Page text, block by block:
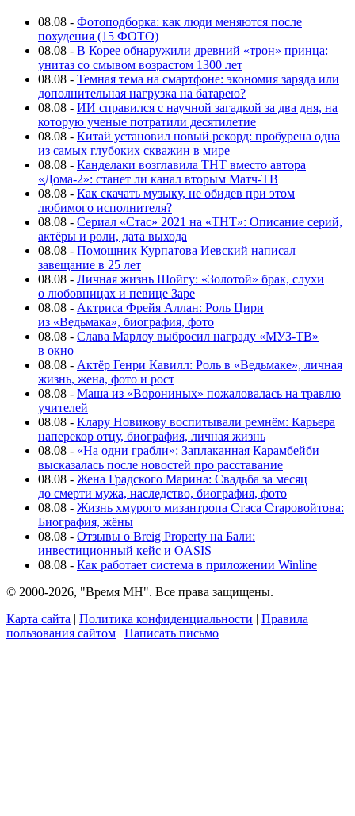
08.08 - Фотоподборка: как люди меняются после
похудения (15 ФОТО)
08.08 - В Корее обнаружили древний «трон» принца:
унитаз со смывом возрастом 1300 лет
08.08 - Темная тема на смартфоне: экономия заряда или
дополнительная нагрузка на батарею?
08.08 - ИИ справился с научной загадкой за два дня, на
которую ученые потратили десятилетие
08.08 - Китай установил новый рекорд: пробурена одна
из самых глубоких скважин в мире
08.08 - Канделаки возглавила ТНТ вместо автора
«Дома-2»: станет ли канал вторым Матч-ТВ
08.08 - Как скачать музыку, не обидев при этом
любимого исполнителя?
08.08 - Сериал «Стас» 2021 на «ТНТ»: Описание серий,
актёры и роли, дата выхода
08.08 - Помощник Курпатова Иевский написал
завещание в 25 лет
08.08 - Личная жизнь Шойгу: «Золотой» брак, слухи
о любовницах и певице Заре
08.08 - Актриса Фрейя Аллан: Роль Цири
из «Ведьмака», биография, фото
08.08 - Слава Марлоу выбросил награду «МУЗ-ТВ»
в окно
08.08 - Актёр Генри Кавилл: Роль в «Ведьмаке», личная
жизнь, жена, фото и рост
08.08 - Маша из «Ворониных» пожаловалась на травлю
учителей
08.08 - Клару Новикову воспитывали ремнём: Карьера
наперекор отцу, биография, личная жизнь
08.08 - «На одни грабли»: Заплаканная Карамбейби
высказалась после новостей про расставание
08.08 - Жена Градского Марина: Свадьба за месяц
до смерти мужа, наследство, биография, фото
08.08 - Жизнь хмурого мизантропа Стаса Старовойтова:
Биография, жёны
08.08 - Отзывы о Breig Property на Бали:
инвестиционный кейс и OASIS
08.08 - Как работает система в приложении Winline
© 2000-2026, "Время МН". Все права защищены.
Карта сайта | Политика конфиденциальности | Правила
пользования сайтом | Написать письмо